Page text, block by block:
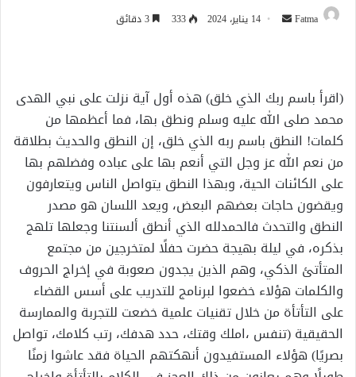
Fatma
أرسل 14 يناير، 2024 333
(اقرأ باسم ربك الذي خلق) هذه أول آية نزلت على نبي الهدى
محمد صلى الله عليه وسلم ونطق بها، فما أعظمها من
كلمات! النطق باسم ربه الذي خلق، إن النطق والحديث بطلاقة
من نعم الله عز وجل التي أنعم بها على عباده وفضلهم بها
على الكائنات الحية، وبهذا النطق يتواصل الناس ويتعارفون
ويقضون حاجات بعضهم البعض، ويعد اللسان هو مصدر
النطق والتحدث فالحمدلله الذي أنطق ألسنتنا وجعلها تلهج
بذكره، في ليلة بهيجة حضرت حفلًا لمتخرجين من مجتمع
المتأتئ الذكي، وهم الذين يجدون صعوبة في إخراج الحروف
والكلمات هؤلاء خضعوا لبرنامج للتدريب على أسس القضاء
على التأتأة من خلال تقنيات علمية خضعت للتجربة والممارسة
الحقيقية (تنفس ،املك وقتك، حدد هدفك، رتب كلامك، تواصل
بصريًا) هؤلاء المستفيدون أنهكتهم الحياة فقد عاشوا زمنًا